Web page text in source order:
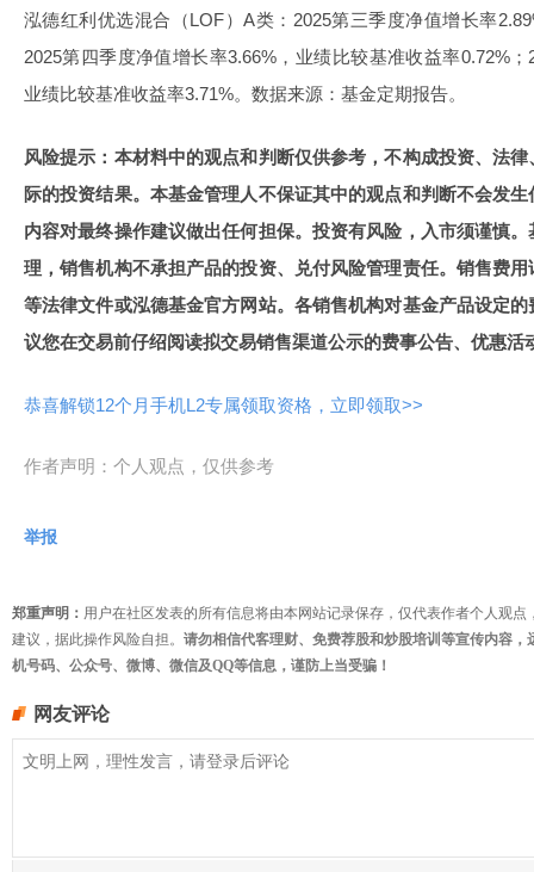
泓德红利优选混合（LOF）A类：2025第三季度净值增长率
2025第四季度净值增长率3.66%，业绩比较基准收益率0.72%
业绩比较基准收益率3.71%。数据来源：基金定期报告。
风险提示：本材料中的观点和判断仅供参考，不构成投资、法
际的投资结果。本基金管理人不保证其中的观点和判断不会发
内容对最终操作建议做出任何担保。投资有风险，入市须谨慎
理，销售机构不承担产品的投资、兑付风险管理责任。销售费
等法律文件或泓德基金官方网站。各销售机构对基金产品设定
议您在交易前仔绍阅读拟交易销售渠道公示的费事公告、优惠活
恭喜解锁12个月手机L2专属领取资格，立即领取>>
作者声明：个人观点，仅供参考
举报
郑重声明： 用户在社区发表的所有信息将由本网站记录保存，仅代表作者个人观
建议，据此操作风险自担。 请勿相信代客理财、免费荐股和炒股培训等宣传内容
机号码、公众号、微博、微信及QQ等信息，谨防上当受骗！
网友评论